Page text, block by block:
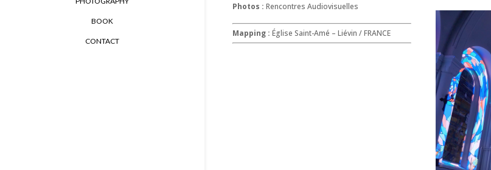
BOOK
CONTACT
Photos : Rencontres Audiovisuelles
Mapping :Église Saint-Amé – Liévin / FRANCE